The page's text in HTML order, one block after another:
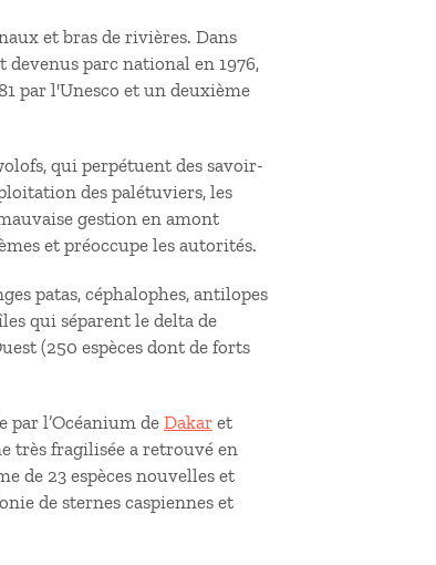
et bras de rivières. Dans
devenus parc national en 1976,
par l'Unesco et un deuxième
qui perpétuent des savoir-
des palétuviers, les
gestion en amont
et préoccupe les autorités.
patas, céphalophes, antilopes
qui séparent le delta de
(250 espèces dont de forts
par l’Océanium de Dakar et
très fragilisée a retrouvé en
de 23 espèces nouvelles et
de sternes caspiennes et